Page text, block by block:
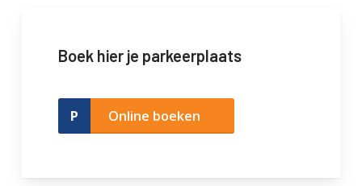
Boek hier je parkeerplaats
Online boeken